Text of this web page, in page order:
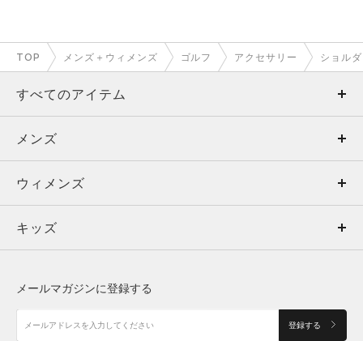
TOP メンズ＋ウィメンズ ゴルフ アクセサリー ショル
すべてのアイテム
メンズ
ウィメンズ
キッズ
アクセサリー
メンズ
トップス
ボトムス
アクセサリー
ウィメンズ
トップス
シューズ
キッズ
メールマガジンに登録する
登録する